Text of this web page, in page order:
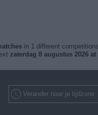
in 1 different
zaterdag 8 augustus 2026 at
Verander naar je tijdzone